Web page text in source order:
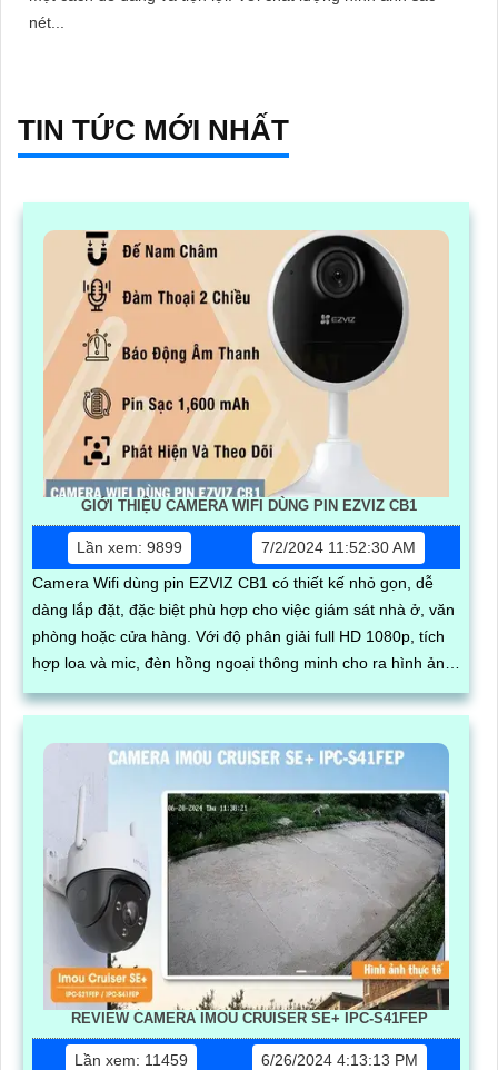
nét...
TIN TỨC MỚI NHẤT
GIỚI THIỆU CAMERA WIFI DÙNG PIN EZVIZ CB1
Lần xem: 9899
7/2/2024 11:52:30 AM
Camera Wifi dùng pin EZVIZ CB1 có thiết kế nhỏ gọn, dễ
dàng lắp đặt, đặc biệt phù hợp cho việc giám sát nhà ở, văn
phòng hoặc cửa hàng. Với độ phân giải full HD 1080p, tích
hợp loa và mic, đèn hồng ngoại thông minh cho ra hình ảnh
chất lượng ban đêm
REVIEW CAMERA IMOU CRUISER SE+ IPC-S41FEP
Lần xem: 11459
6/26/2024 4:13:13 PM